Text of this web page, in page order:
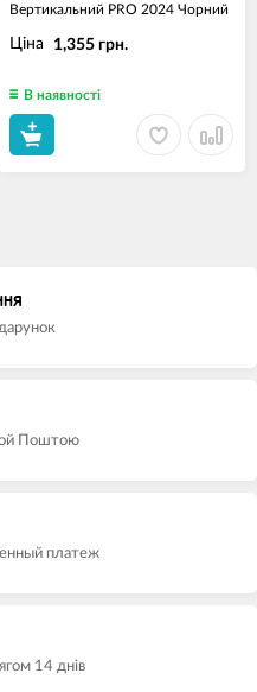
Вертикальний PRO 2024 Чорний
Ціна 1,355 грн.
В наявності
Поштою
платеж
14 днів